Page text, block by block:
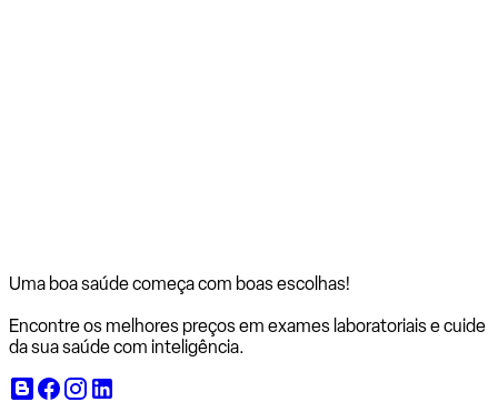
Uma boa saúde começa com boas escolhas!
Encontre os melhores preços em exames laboratoriais e cuide
da sua saúde com inteligência.